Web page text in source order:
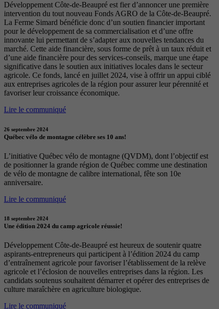
Développement Côte-de-Beaupré est fier d’annoncer une première
intervention du tout nouveau Fonds AGRO de la Côte-de-Beaupré.
La Ferme Simard bénéficie donc d’un soutien financier important
pour le développement de sa commercialisation et d’une offre
innovante lui permettant de s’adapter aux nouvelles tendances du
marché. Cette aide financière, sous forme de prêt à un taux réduit et
d’une aide financière pour des services-conseils, marque une étape
significative dans le soutien aux initiatives locales dans le secteur
agricole. Ce fonds, lancé en juillet 2024, vise à offrir un appui ciblé
aux entreprises agricoles de la région pour assurer leur pérennité et
favoriser leur croissance économique.
Lire le communiqué
26 septembre 2024
Québec vélo de montagne célèbre ses 10 ans!
L’initiative Québec vélo de montagne (QVDM), dont l’objectif est
de positionner la grande région de Québec comme une destination
de vélo de montagne de calibre international, fête son 10e
anniversaire.
Lire le communiqué
18 septembre 2024
Une édition 2024 du camp agricole réussie!
Développement Côte-de-Beaupré est heureux de soutenir quatre
aspirants-entrepreneurs qui participent à l’édition 2024 du camp
d’entraînement agricole pour favoriser l’établissement de la relève
agricole et l’éclosion de nouvelles entreprises dans la région. Les
candidats soutenus souhaitent démarrer et opérer des entreprises de
culture maraîchère en agriculture biologique.
Lire le communiqué